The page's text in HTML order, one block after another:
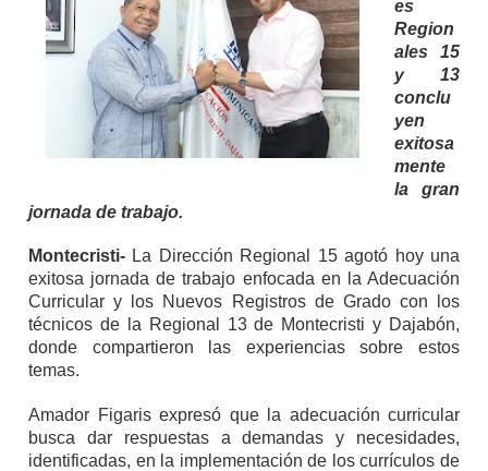
es
Region
ales 15
y 13
conclu
yen
exitosa
mente
la gran
jornada de trabajo.
Montecristi- La Dirección Regional 15 agotó hoy una
exitosa jornada de trabajo enfocada en la Adecuación
Curricular y los Nuevos Registros de Grado con los
técnicos de la Regional 13 de Montecristi y Dajabón,
donde compartieron las experiencias sobre estos
temas.
Amador Figaris expresó que la adecuación curricular
busca dar respuestas a demandas y necesidades,
identificadas, en la implementación de los currículos de